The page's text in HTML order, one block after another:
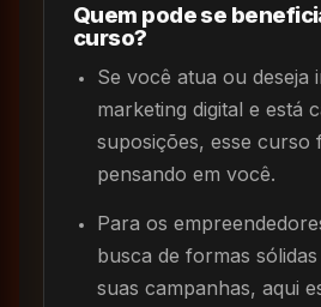
Quem pode se
curso?
Se você atua ou deseja
marketing digital e está
suposições, esse curso
pensando em você.
Para os
busca de formas
suas campanhas, aqui